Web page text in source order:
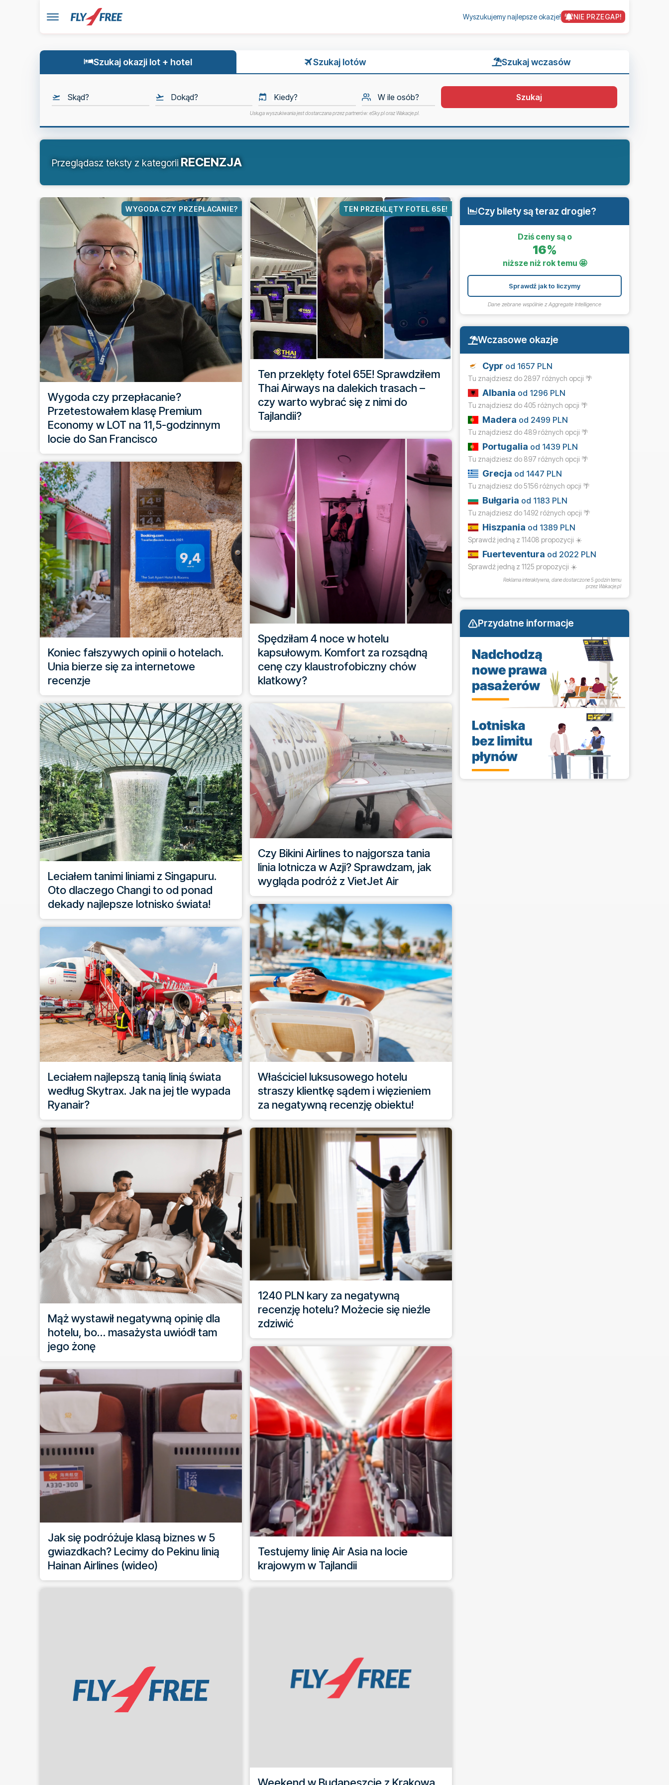
Wyszukujemy najlepsze okazje! NIE PRZEGAP!
Szukaj okazji lot + hotel Szukaj lotów Szukaj wczasów
Skąd? Dokąd? Kiedy? W ile osób? Szukaj
Usługa wyszukiwania jest dostarczana przez partnerów: eSky.pl oraz Wakacje.pl.
Przeglądasz teksty z kategoriiRECENZJA
WYGODA CZY PRZEPŁACANIE?
Wygoda czy przepłacanie?
Przetestowałem klasę Premium
Economy w LOT na 11,5-godzinnym
locie do San Francisco
TEN PRZEKLĘTY FOTEL 65E!
Ten przeklęty fotel 65E! Sprawdziłem
Thai Airways na dalekich trasach –
czy warto wybrać się z nimi do
Tajlandii?
Koniec fałszywych opinii o hotelach.
Unia bierze się za internetowe
recenzje
Spędziłam 4 noce w hotelu
kapsułowym. Komfort za rozsądną
cenę czy klaustrofobiczny chów
klatkowy?
Leciałem tanimi liniami z Singapuru.
Oto dlaczego Changi to od ponad
dekady najlepsze lotnisko świata!
Czy Bikini Airlines to najgorsza tania
linia lotnicza w Azji? Sprawdzam, jak
wygląda podróż z VietJet Air
Leciałem najlepszą tanią linią świata
według Skytrax. Jak na jej tle wypada
Ryanair?
Właściciel luksusowego hotelu
straszy klientkę sądem i więzieniem
za negatywną recenzję obiektu!
Mąż wystawił negatywną opinię dla
hotelu, bo… masażysta uwiódł tam
jego żonę
1240 PLN kary za negatywną
recenzję hotelu? Możecie się nieźle
zdziwić
Jak się podróżuje klasą biznes w 5
gwiazdkach? Lecimy do Pekinu linią
Hainan Airlines (wideo)
Testujemy linię Air Asia na locie
krajowym w Tajlandii
Czy bilety są teraz drogie?
Dziś ceny są o
16%
niższe niż rok temu 🤩
Sprawdź jak to liczymy
Dane zebrane wspólnie zAggregate Intelligence
Wczasowe okazje
Cypr od 1657 PLN
Tu znajdziesz do 2897 różnych opcji 🌴
Albania od 1296 PLN
Tu znajdziesz do 405 różnych opcji 🌴
Madera od 2499 PLN
Tu znajdziesz do 489 różnych opcji 🌴
Portugalia od 1439 PLN
Tu znajdziesz do 897 różnych opcji 🌴
Grecja od 1447 PLN
Tu znajdziesz do 5156 różnych opcji 🌴
Bułgaria od 1183 PLN
Tu znajdziesz do 1492 różnych opcji 🌴
Hiszpania od 1389 PLN
Sprawdź jedną z 11408 propozycji ☀️
Fuerteventura od 2022 PLN
Sprawdź jedną z 1125 propozycji ☀️
Reklama interaktywna, dane dostarczone5 godzin temu
przez Wakacje.pl
Przydatne informacje